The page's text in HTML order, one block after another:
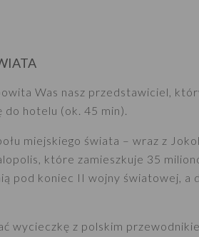
Was nasz przedstawiciel,
hotelu (ok. 45 min).
miejskiego świata – wraz z
które zamieszkuje 35
pod koniec II wojny światowej, a
wycieczkę z polskim